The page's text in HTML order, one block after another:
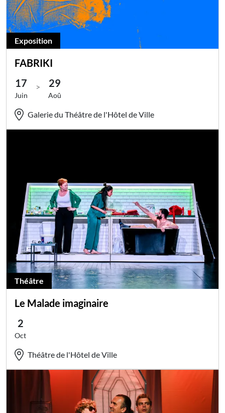
Exposition
FABRIKI
17
Juin
> 29
Aoû
Galerie du Théâtre de l'Hôtel de Ville
Théâtre
Le Malade imaginaire
2
Oct
Théâtre de l'Hôtel de Ville